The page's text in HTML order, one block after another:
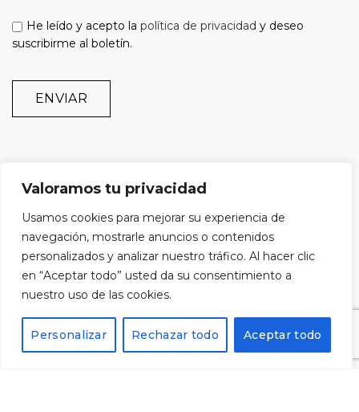
Valoramos tu privacidad
Usamos cookies para mejorar su experiencia de
navegación, mostrarle anuncios o contenidos
personalizados y analizar nuestro tráfico. Al hacer clic
en “Aceptar todo” usted da su consentimiento a
nuestro uso de las cookies.
Personalizar Rechazar todo Aceptar todo
He leído y acepto la política de privacidad y deseo
suscribirme al boletín.